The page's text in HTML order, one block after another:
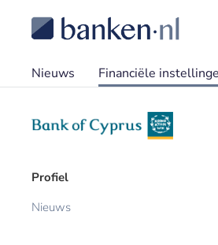
Nieuws Financiële
Profiel
Nieuws